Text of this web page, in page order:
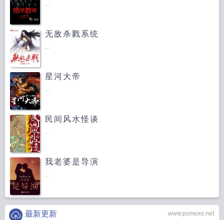
...
无敌杀戮系统
...
星河大帝
...
民间风水怪谈
...
我老婆是导演
...
www.pomoxs.net
最新更新